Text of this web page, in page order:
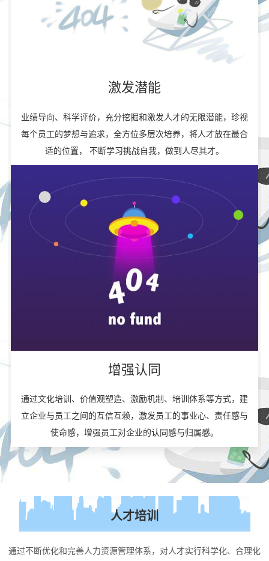
激发潜能
业绩导向、科学评价，充分挖掘和激发人才的无限潜能，珍视
每个员工的梦想与追求，全方位多层次培养，将人才放在最合
适的位置， 不断学习挑战自我，做到人尽其才。
增强认同
通过文化培训、价值观塑造、激励机制、培训体系等方式，建
立企业与员工之间的互信互赖，激发员工的事业心、责任感与
使命感，增强员工对企业的认同感与归属感。
人才培训
通过不断优化和完善人力资源管理体系，对人才实行科学化、合理化